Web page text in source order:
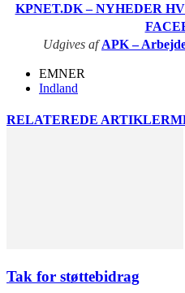
KPNET.DK – NYHEDER
Udgives afAPK –
EMNER
Indland
RELATEREDE ARTIKLER
Tak for støttebidrag